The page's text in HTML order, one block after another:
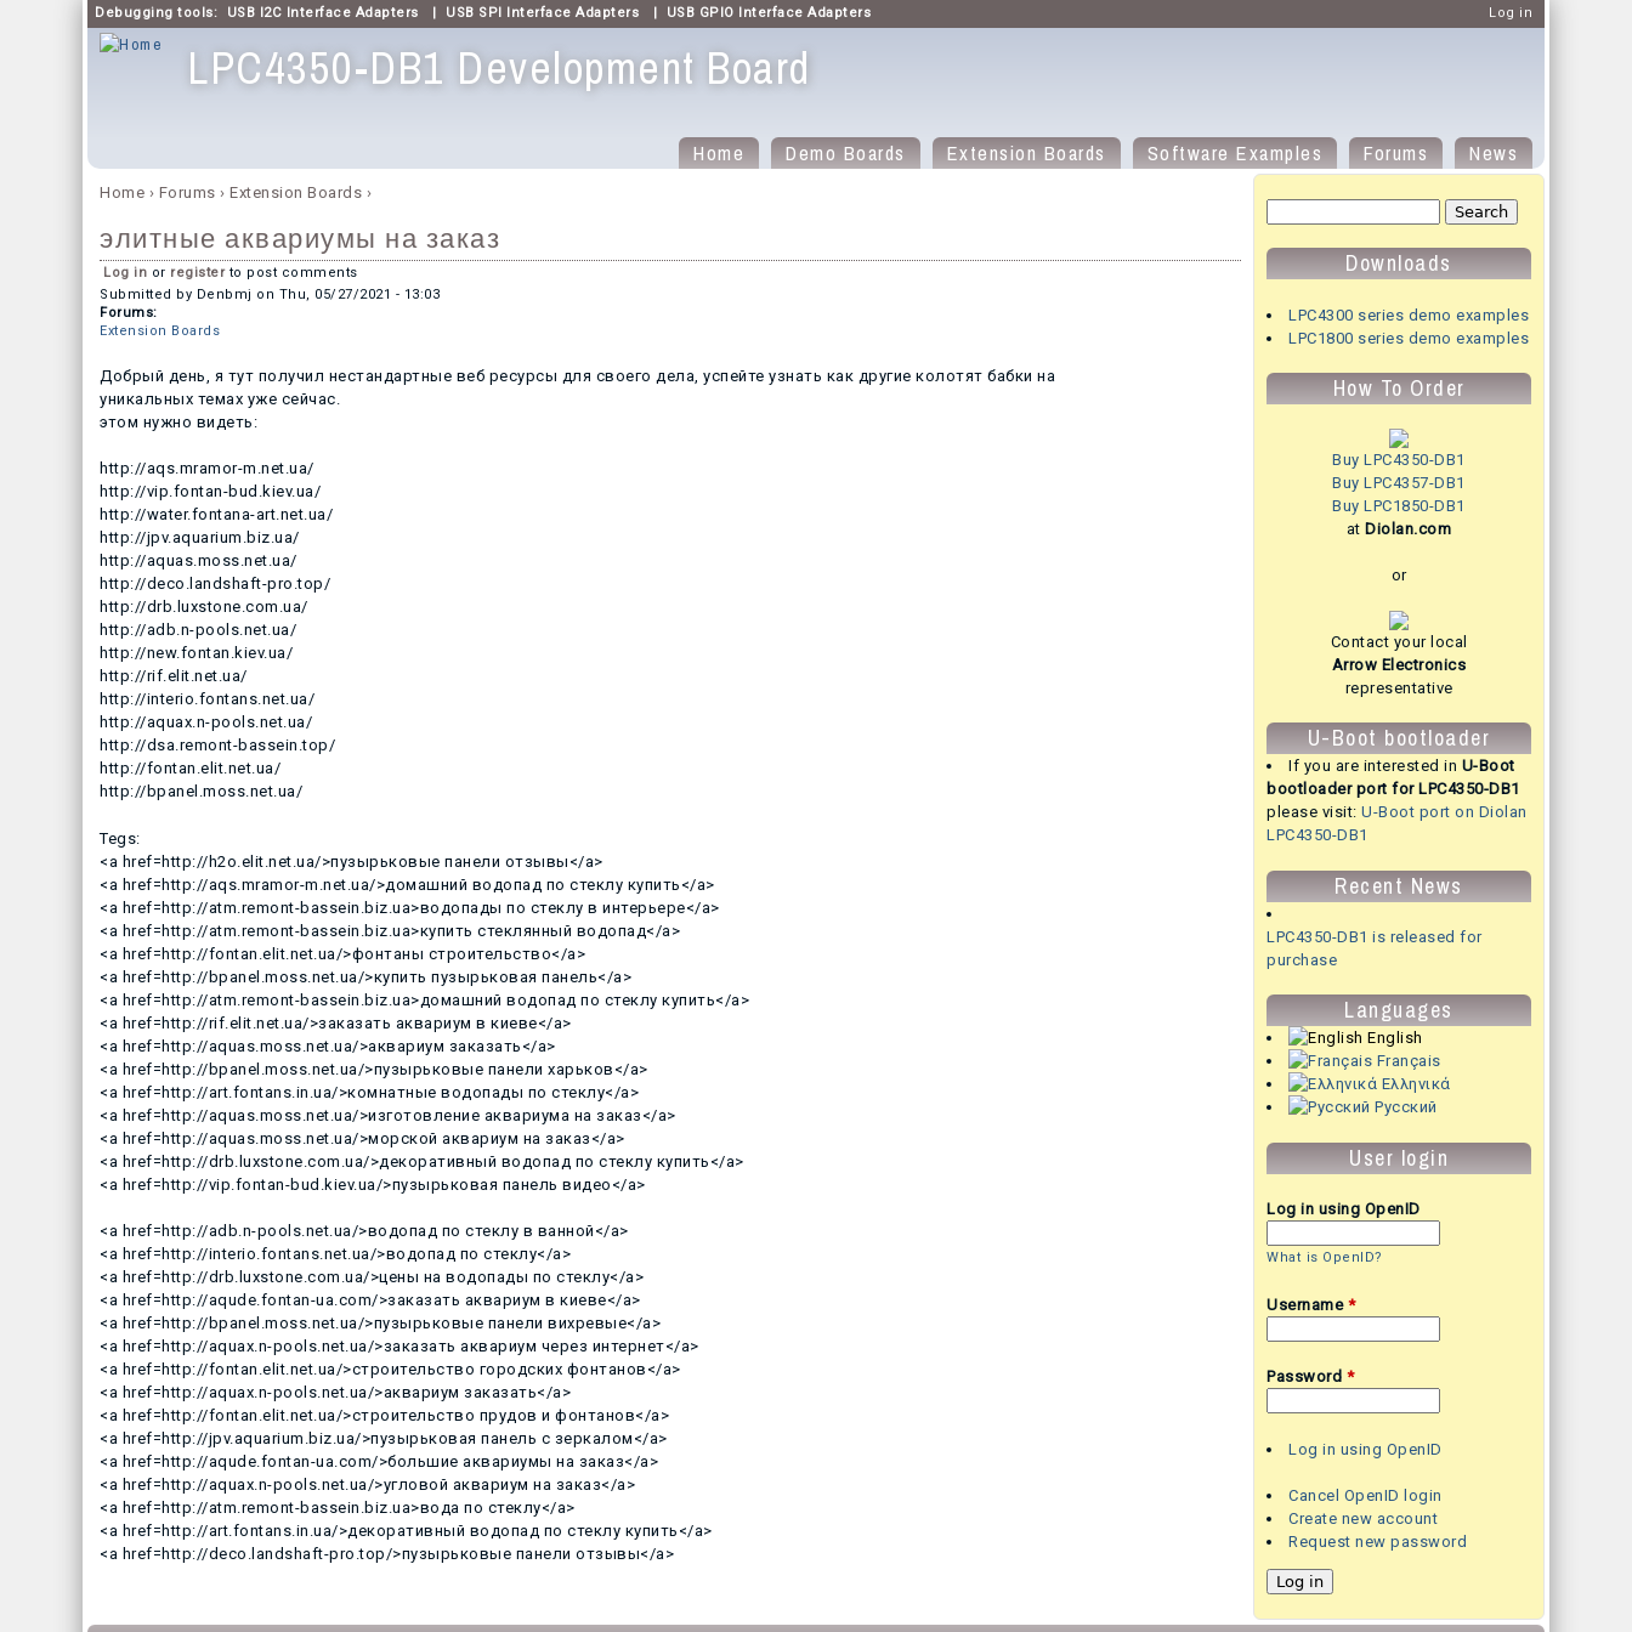
Debugging tools: USB I2C Interface Adapters | USB SPI Interface Adapters | USB GPIO Interface Adapters Log in
LPC4350-DB1 Development Board
Main menu Home Demo Boards Extension Boards Software Examples Forums News
You are here
Home › Forums › Extension Boards ›
элитные аквариумы на заказ
Log in or registerto post comments
Submitted by Denbmj on Thu, 05/27/2021 - 13:03
Forums:
Extension Boards
Добрый день, я тут получил нестандартные веб ресурсы для своего дела, успейте узнать как другие колотят бабки на
уникальных темах уже сейчас.
этом нужно видеть:
http://aqs.mramor-m.net.ua/
http://vip.fontan-bud.kiev.ua/
http://water.fontana-art.net.ua/
http://jpv.aquarium.biz.ua/
http://aquas.moss.net.ua/
http://deco.landshaft-pro.top/
http://drb.luxstone.com.ua/
http://adb.n-pools.net.ua/
http://new.fontan.kiev.ua/
http://rif.elit.net.ua/
http://interio.fontans.net.ua/
http://aquax.n-pools.net.ua/
http://dsa.remont-bassein.top/
http://fontan.elit.net.ua/
http://bpanel.moss.net.ua/
Tegs:
<a href=http://h2o.elit.net.ua/>пузырьковые панели отзывы</a>
<a href=http://aqs.mramor-m.net.ua/>домашний водопад по стеклу купить</a>
<a href=http://atm.remont-bassein.biz.ua>водопады по стеклу в интерьере</a>
<a href=http://atm.remont-bassein.biz.ua>купить стеклянный водопад</a>
<a href=http://fontan.elit.net.ua/>фонтаны строительство</a>
<a href=http://bpanel.moss.net.ua/>купить пузырьковая панель</a>
<a href=http://atm.remont-bassein.biz.ua>домашний водопад по стеклу купить</a>
<a href=http://rif.elit.net.ua/>заказать аквариум в киеве</a>
<a href=http://aquas.moss.net.ua/>аквариум заказать</a>
<a href=http://bpanel.moss.net.ua/>пузырьковые панели харьков</a>
<a href=http://art.fontans.in.ua/>комнатные водопады по стеклу</a>
<a href=http://aquas.moss.net.ua/>изготовление аквариума на заказ</a>
<a href=http://aquas.moss.net.ua/>морской аквариум на заказ</a>
<a href=http://drb.luxstone.com.ua/>декоративный водопад по стеклу купить</a>
<a href=http://vip.fontan-bud.kiev.ua/>пузырьковая панель видео</a>
<a href=http://adb.n-pools.net.ua/>водопад по стеклу в ванной</a>
<a href=http://interio.fontans.net.ua/>водопад по стеклу</a>
<a href=http://drb.luxstone.com.ua/>цены на водопады по стеклу</a>
<a href=http://aqude.fontan-ua.com/>заказать аквариум в киеве</a>
<a href=http://bpanel.moss.net.ua/>пузырьковые панели вихревые</a>
<a href=http://aquax.n-pools.net.ua/>заказать аквариум через интернет</a>
<a href=http://fontan.elit.net.ua/>строительство городских фонтанов</a>
<a href=http://aquax.n-pools.net.ua/>аквариум заказать</a>
<a href=http://fontan.elit.net.ua/>строительство прудов и фонтанов</a>
<a href=http://jpv.aquarium.biz.ua/>пузырьковая панель с зеркалом</a>
<a href=http://aqude.fontan-ua.com/>большие аквариумы на заказ</a>
<a href=http://aquax.n-pools.net.ua/>угловой аквариум на заказ</a>
<a href=http://atm.remont-bassein.biz.ua>вода по стеклу</a>
<a href=http://art.fontans.in.ua/>декоративный водопад по стеклу купить</a>
<a href=http://deco.landshaft-pro.top/>пузырьковые панели отзывы</a>
Downloads
LPC4300 series demo examples
LPC1800 series demo examples
How To Order
Buy LPC4350-DB1
Buy LPC4357-DB1
Buy LPC1850-DB1
atDiolan.com
or
Contact your local
Arrow Electronics
representative
U-Boot bootloader
If you are interested in U-Boot
bootloader port for LPC4350-DB1
please visit: U-Boot port on Diolan
LPC4350-DB1
Recent News
LPC4350-DB1 is released for
purchase
Languages
English
Français
Ελληνικά
Русский
User login
Log in using OpenID
What is OpenID?
Username *
Password *
Log in using OpenID
Cancel OpenID login
Create new account
Request new password